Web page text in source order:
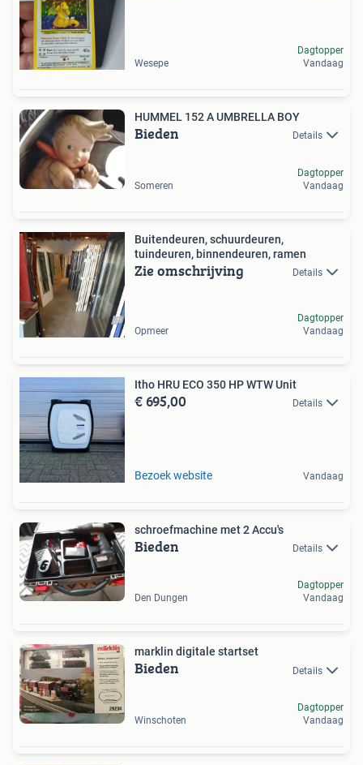
Wesepe
Dagtopper
Vandaag
HUMMEL 152 A UMBRELLA BOY
Bieden Details
Someren
Dagtopper
Vandaag
Buitendeuren, schuurdeuren,
tuindeuren, binnendeuren, ramen
Zie omschrijving Details
Opmeer
Dagtopper
Vandaag
Itho HRU ECO 350 HP WTW Unit
€ 695,00 Details
Bezoek website Vandaag
schroefmachine met 2 Accu's
Bieden Details
Den Dungen
Dagtopper
Vandaag
marklin digitale startset
Bieden Details
Winschoten
Dagtopper
Vandaag